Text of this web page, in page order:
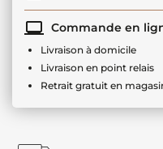
Commande en
Livraison à domicile
Livraison en point relais
Retrait gratuit en